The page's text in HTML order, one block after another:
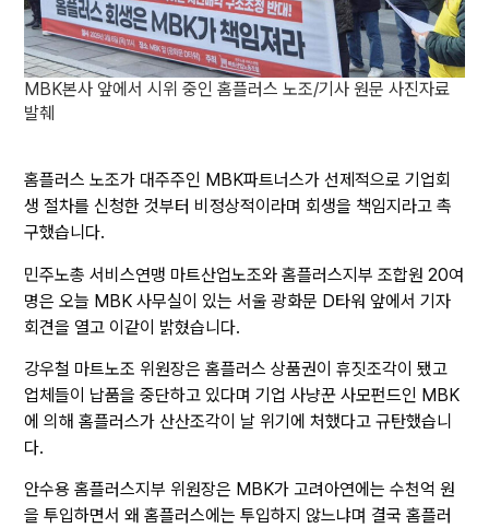
MBK본사 앞에서 시위 중인 홈플러스 노조/기사 원문 사진자료
발췌
홈플러스 노조가 대주주인 MBK파트너스가 선제적으로 기업회
생 절차를 신청한 것부터 비정상적이라며 회생을 책임지라고 촉
구했습니다.
민주노총 서비스연맹 마트산업노조와 홈플러스지부 조합원 20여
명은 오늘 MBK 사무실이 있는 서울 광화문 D타워 앞에서 기자
회견을 열고 이같이 밝혔습니다.
강우철 마트노조 위원장은 홈플러스 상품권이 휴짓조각이 됐고
업체들이 납품을 중단하고 있다며 기업 사냥꾼 사모펀드인 MBK
에 의해 홈플러스가 산산조각이 날 위기에 처했다고 규탄했습니
다.
안수용 홈플러스지부 위원장은 MBK가 고려아연에는 수천억 원
을 투입하면서 왜 홈플러스에는 투입하지 않느냐며 결국 홈플러